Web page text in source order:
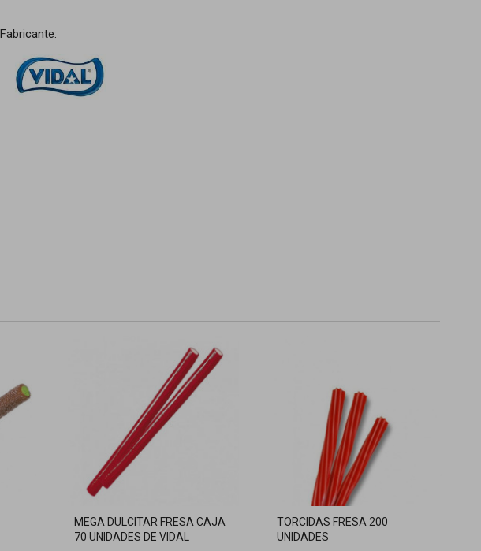
Fabricante:
MEGA DULCITAR FRESA CAJA
70 UNIDADES DE VIDAL
TORCIDAS FRESA 200
UNIDADES